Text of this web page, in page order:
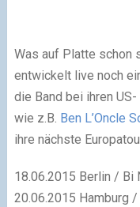
Was auf Platte schon
entwickelt live noch
die Band bei ihren
wie z.B. Ben L’Oncle
ihre nächste
18.06.2015 Berlin / Bi
20.06.2015 Hamburg